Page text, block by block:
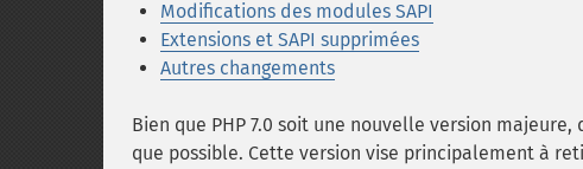
Modifications des modules SAPI
Extensions et SAPI supprimées
Autres changements
Bien que PHP 7.0 soit une nouvelle version
que possible. Cette version vise principalement à